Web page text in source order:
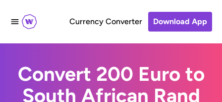
Currency Converter Download App
Convert 200 Euro to
South African Rand